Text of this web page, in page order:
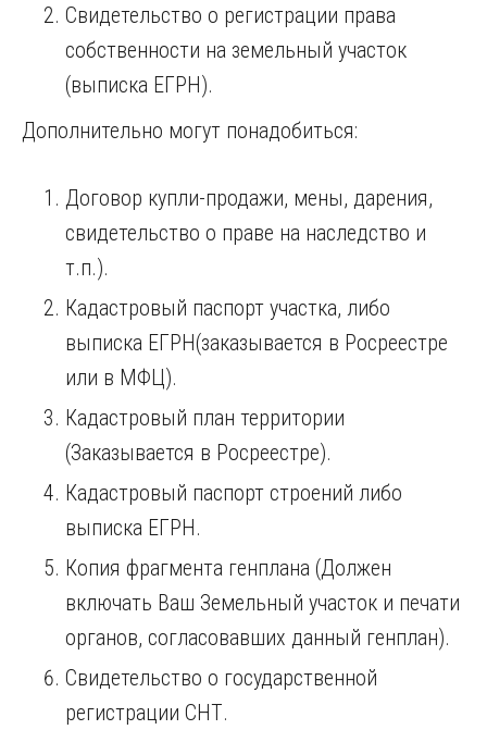
Свидетельство о регистрации права
собственности на земельный участок
(выписка ЕГРН).
Дополнительно могут понадобиться:
Договор купли-продажи, мены, дарения,
свидетельство о праве на наследство и
т.п.).
Кадастровый паспорт участка, либо
выписка ЕГРН(заказывается в Росреестре
или в МФЦ).
Кадастровый план территории
(Заказывается в Росреестре).
Кадастровый паспорт строений либо
выписка ЕГРН.
Копия фрагмента генплана (Должен
включать Ваш Земельный участок и печати
органов, согласовавших данный генплан).
Свидетельство о государственной
регистрации СНТ.